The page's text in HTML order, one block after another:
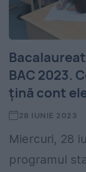
BAC 2023.
țină cont
28 IUNIE 2023
Miercuri, 28
programul